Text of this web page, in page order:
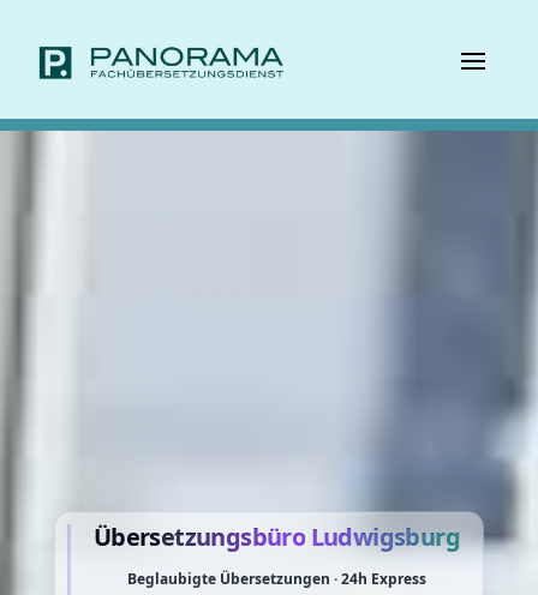
Übersetzungsbüro Ludwigsburg
Beglaubigte Übersetzungen · 24h Express